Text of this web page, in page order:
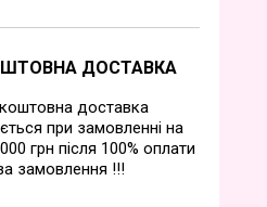
ДОСТАВКА
доставка
при замовленні на
грн після 100% оплати
замовлення !!!